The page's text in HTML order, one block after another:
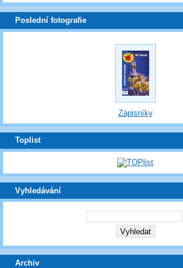
Poslední fotografie
Zápisníky
Toplist
Vyhledávání
Archiv